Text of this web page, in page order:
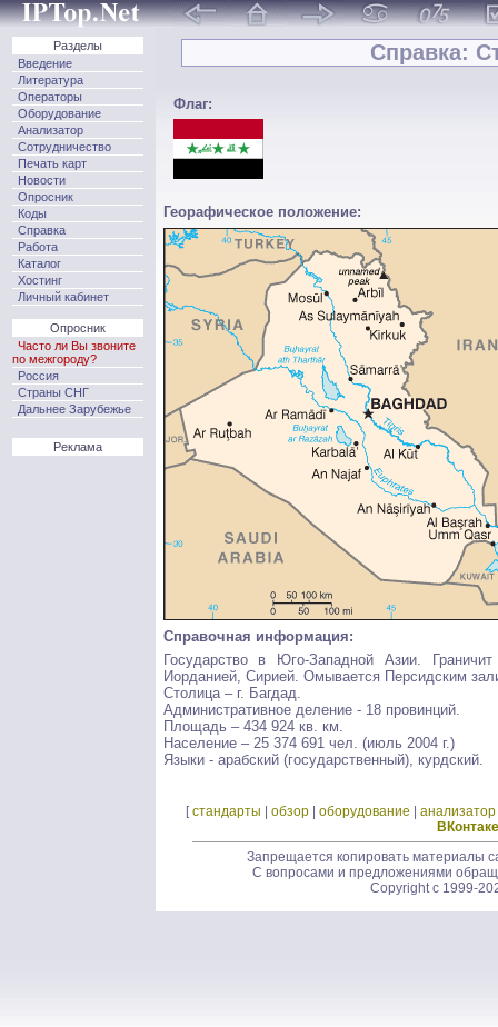
Разделы
Введение
Литература
Операторы
Оборудование
Анализатор
Сотрудничество
Печать карт
Новости
Опросник
Коды
Справка
Работа
Каталог
Хостинг
Личный кабинет
Опросник
Часто ли Вы звоните
по межгороду?
Россия
Страны СНГ
Дальнее Зарубежье
Реклама
Справка:
Флаг:
Георафическое положение:
Справочная информация:
Государство в Юго-Западной Азии.
Иорданией, Сирией. Омывается Персидским
Столица – г. Багдад.
Административное деление - 18 провинций.
Площадь – 434 924 кв. км.
Население – 25 374 691 чел. (июль 2004 г.)
Языки - арабский (государственный), курдский.
[стандарты обзор оборудование анализатор
ВКонтаке
Запрещается копировать материалы
С вопросами и предложениями
Copyright c 1999-